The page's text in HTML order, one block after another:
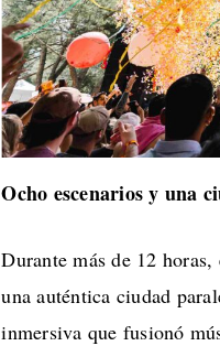
Ocho escenarios y una
Durante más de 12
una auténtica ciudad
inmersiva que fusionó